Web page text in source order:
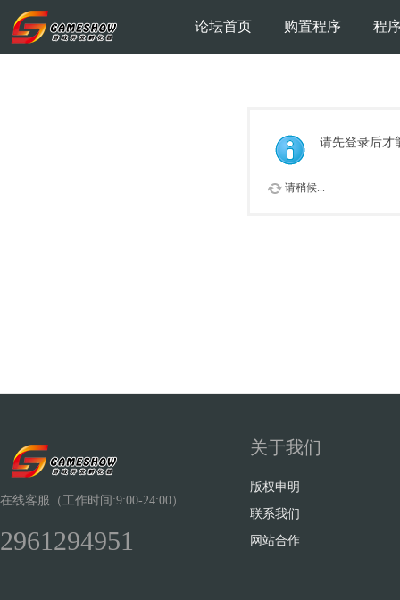
论坛首页 购置程序 程
请先登录后才
请稍候...
在线客服（工作时间:9:00-24:00）
2961294951
关于我们
版权申明
联系我们
网站合作